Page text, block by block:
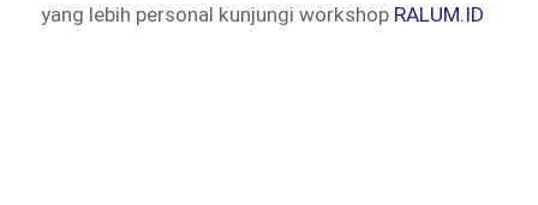
yang lebih personal kunjungi workshop RALUM.ID